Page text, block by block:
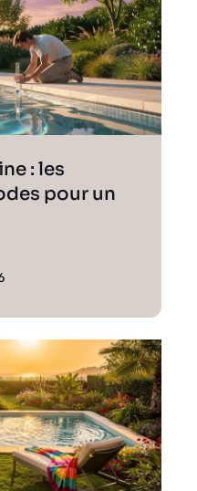
: les
pour un